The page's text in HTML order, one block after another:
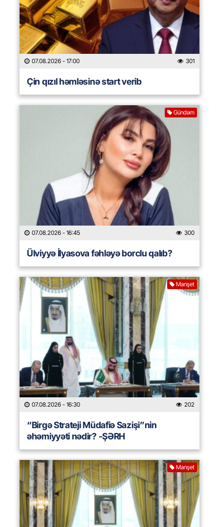
07.08.2026 - 17:00 301
Çin qızıl həmləsinə start verib
Gündəm
07.08.2026 - 16:45 300
Ülviyyə İlyasova fəhləyə borclu qalıb?
Manşet
07.08.2026 - 16:30 202
“Birgə Strateji Müdafiə Sazişi”nin
əhəmiyyəti nədir? -ŞƏRH
Manşet